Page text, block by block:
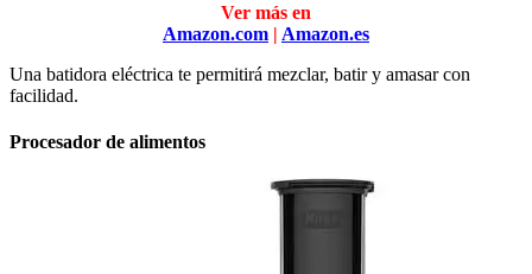
Ver más en
Amazon.com | Amazon.es
Una batidora eléctrica te permitirá mezclar, batir y amasar con
facilidad.
Procesador de alimentos